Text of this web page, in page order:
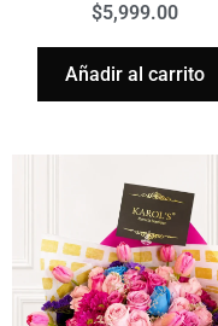
$5,999.00
Añadir al carrito